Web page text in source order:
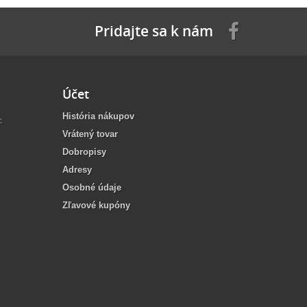
Pridajte sa k nám
Účet
História nákupov
Vrátený tovar
Dobropisy
Adresy
Osobné údaje
Zľavové kupóny